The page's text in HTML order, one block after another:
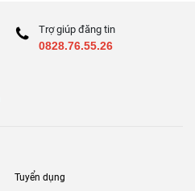
Trợ giúp đăng tin
0828.76.55.26
Tuyển dụng